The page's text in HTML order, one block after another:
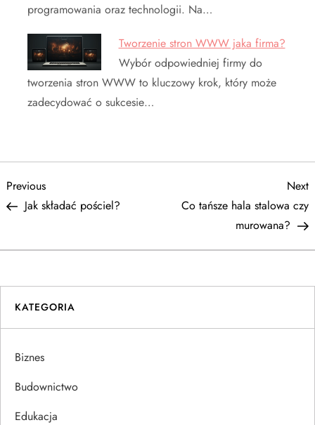
programowania oraz technologii. Na…
Tworzenie stron WWW jaka firma?
Wybór odpowiedniej firmy do
tworzenia stron WWW to kluczowy krok, który może
zadecydować o sukcesie…
N
w
i
g
a
c
Previous
Post
Previous
Jak składać pościel?
Next
Co tańsze hala stalowa czy
murowana?
KATEGORIA
Biznes
Budownictwo
Edukacja